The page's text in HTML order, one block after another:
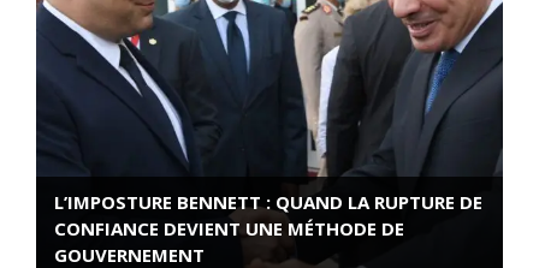
L’IMPOSTURE BENNETT : QUAND LA RUPTURE DE
CONFIANCE DEVIENT UNE MÉTHODE DE
GOUVERNEMENT